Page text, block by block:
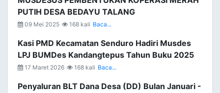
PUTIH DESA BEDAYU TALANG
09 Mei 2025 168 kali Baca...
Kasi PMD Kecamatan Senduro Hadiri Musdes
LPJ BUMDes Kandangtepus Tahun Buku 2025
17 Maret 2026 168 kali Baca...
Penyaluran BLT Dana Desa (DD) Bulan Januari -